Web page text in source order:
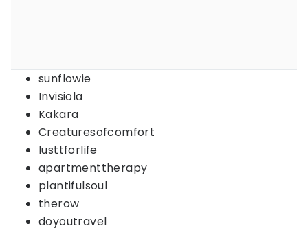
sunflowie
Invisiola
Kakara
Creaturesofcomfort
lusttforlife
apartmenttherapy
plantifulsoul
therow
doyoutravel